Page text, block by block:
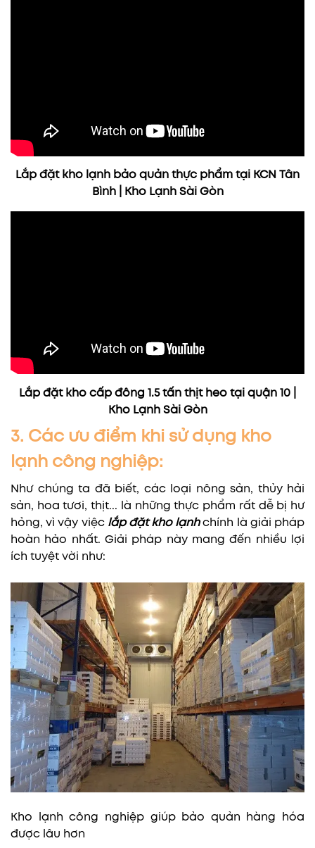
Lắp đặt kho lạnh bảo quản thực phẩm tại KCN Tân
Bình | Kho Lạnh Sài Gòn
Lắp đặt kho cấp đông 1.5 tấn thịt heo tại quận 10 |
Kho Lạnh Sài Gòn
3. Các ưu điểm khi sử dụng kho
lạnh công nghiệp:
Như chúng ta đã biết, các loại nông sản, thủy hải
sản, hoa tươi, thịt... là những thực phẩm rất dễ bị hư
hỏng, vì vậy việc lắp đặt kho lạnhchính là giải pháp
hoàn hảo nhất. Giải pháp này mang đến nhiều lợi
ích tuyệt vời như:
Kho lạnh công nghiệp giúp bảo quản hàng hóa
được lâu hơn